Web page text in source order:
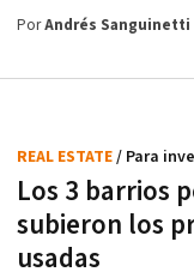
PorAndrés Sanguinetti
Los 3 barrios
subieron los
usadas
REAL ESTATE/ Para